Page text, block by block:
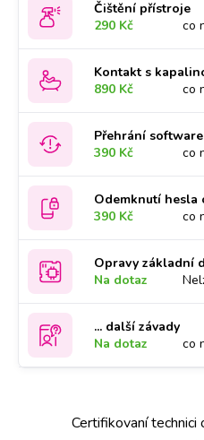
Čištění přístroje
290 Kč
co
Kontakt s
890 Kč
co
Přehrání
390 Kč
co
Odemknutí hesla
390 Kč
co
Opravy základní
Na dotaz
... další závady
Na dotaz
co
Certifikovaní technici